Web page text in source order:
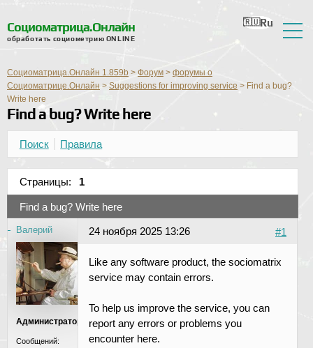
Социоматрица.Онлайн
обработать социометрию ONLINE
Отзывы
Справка
Форум
Новости
Контактная информация
Ru
En
Ua
Ro
Nl
Социоматрица.Онлайн 1.859b > Форум > форумы о
Социоматрице.Онлайн > Suggestions for improving service > Find a bug?
Write here
Find a bug? Write here
Поиск Правила
Страницы: 1
Find a bug? Write here
Валерий
Администратор
Сообщений:
#1
24 ноября 2025 13:26
Like any software product, the sociomatrix
service may contain errors.
To help us improve the service, you can
report any errors or problems you
encounter here.